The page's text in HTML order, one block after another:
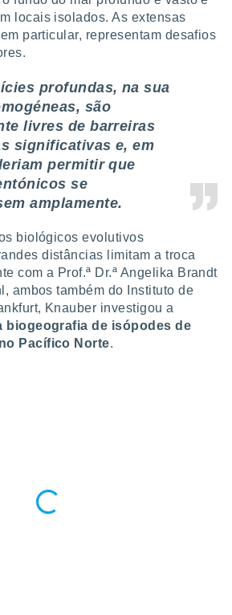
locais isolados. As extensas
particular, representam desafios
profundas, na sua
são
livres de barreiras
significativas e, em
permitir que
se
amplamente.
biológicos evolutivos
distâncias limitam a troca
com a Prof.ª Dr.ª Angelika Brandt
ambos também do Instituto de
Knauber investigou a
biogeografia de isópodes de
Pacífico Norte.